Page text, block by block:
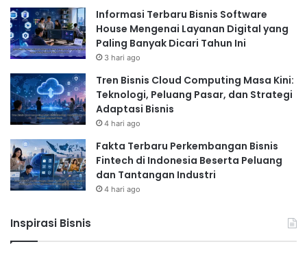
Informasi Terbaru Bisnis Software
House Mengenai Layanan Digital yang
Paling Banyak Dicari Tahun Ini
3 hari ago
Tren Bisnis Cloud Computing Masa Kini:
Teknologi, Peluang Pasar, dan Strategi
Adaptasi Bisnis
4 hari ago
Fakta Terbaru Perkembangan Bisnis
Fintech di Indonesia Beserta Peluang
dan Tantangan Industri
4 hari ago
Inspirasi Bisnis